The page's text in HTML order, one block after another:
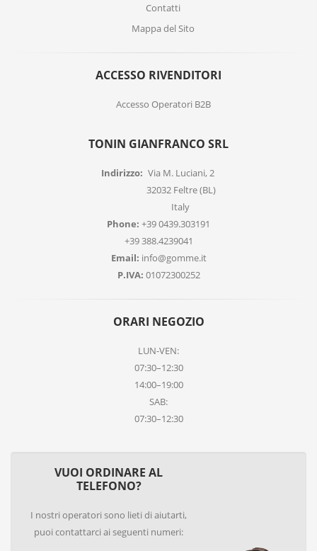
Contatti
Mappa del Sito
ACCESSO RIVENDITORI
Accesso Operatori B2B
TONIN GIANFRANCO SRL
Indirizzo: Via M. Luciani, 2
32032 Feltre (BL)
Italy
Phone: +39 0439.303191
+39 388.4239041
Email: info@gomme.it
P.IVA: 01072300252
ORARI NEGOZIO
LUN-VEN:
07:30–12:30
14:00–19:00
SAB:
07:30–12:30
VUOI ORDINARE AL
TELEFONO?
I nostri operatori sono lieti di aiutarti,
puoi contattarci ai seguenti numeri: